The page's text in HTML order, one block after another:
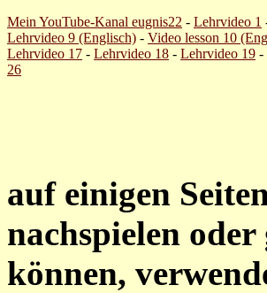
Mein YouTube-Kanal eugnis22 - Lehrvideo 1
Lehrvideo 9 (Englisch) - Video lesson 10
Lehrvideo 17 - Lehrvideo 18 - Lehrvideo 19 -
26
auf einigen
nachspielen
können,